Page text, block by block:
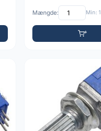
Mængde: Min: 1